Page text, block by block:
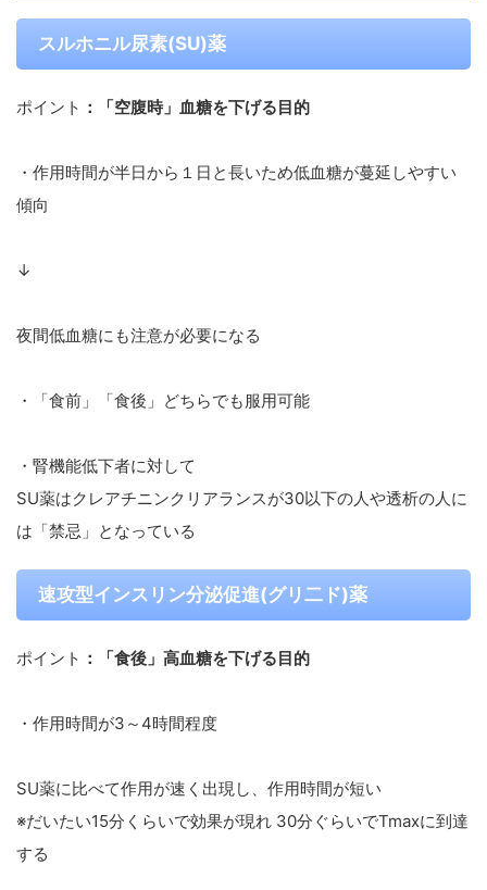
スルホニル尿素(SU)薬
ポイント ：「空腹時」血糖を下げる目的
・作用時間が半日から１日と長いため低血糖が蔓延しやすい
傾向
↓
夜間低血糖にも注意が必要になる
・「食前」「食後」どちらでも服用可能
・腎機能低下者に対して
SU薬はクレアチニンクリアランスが30以下の人や透析の人に
は「禁忌」となっている
速攻型インスリン分泌促進(グリ二ド)薬
ポイント ：「食後」高血糖を下げる目的
・作用時間が3～4時間程度
SU薬に比べて作用が速く出現し、作用時間が短い
※だいたい15分くらいで効果が現れ 30分ぐらいでTmaxに到達
する